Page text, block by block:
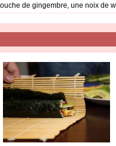
de gingembre, une noix de